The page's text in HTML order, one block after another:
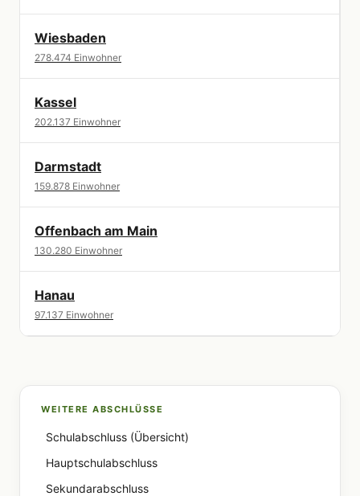
Wiesbaden
278.474 Einwohner
Kassel
202.137 Einwohner
Darmstadt
159.878 Einwohner
Offenbach am Main
130.280 Einwohner
Hanau
97.137 Einwohner
WEITERE ABSCHLÜSSE
Schulabschluss (Übersicht)
Hauptschulabschluss
Sekundarabschluss